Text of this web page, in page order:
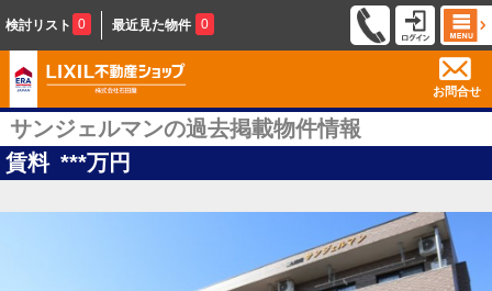
検討リスト 0 最近見た物件 0
お問合せ
サンジェルマンの過去掲載物件情報
賃料 ***万円